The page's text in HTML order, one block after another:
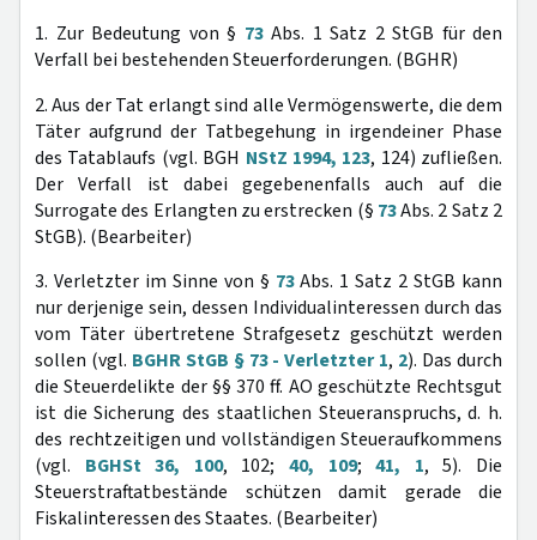
1. Zur Bedeutung von § 73Abs. 1 Satz 2 StGB für den
Verfall bei bestehenden Steuerforderungen. (BGHR)
2. Aus der Tat erlangt sind alle Vermögenswerte, die dem
Täter aufgrund der Tatbegehung in irgendeiner Phase
des Tatablaufs (vgl. BGH NStZ 1994, 123, 124) zufließen.
Der Verfall ist dabei gegebenenfalls auch auf die
Surrogate des Erlangten zu erstrecken (§ 73Abs. 2 Satz 2
StGB). (Bearbeiter)
3. Verletzter im Sinne von § 73Abs. 1 Satz 2 StGB kann
nur derjenige sein, dessen Individualinteressen durch das
vom Täter übertretene Strafgesetz geschützt werden
sollen (vgl. BGHR StGB § 73 - Verletzter 1, 2). Das durch
die Steuerdelikte der §§ 370 ff. AO geschützte Rechtsgut
ist die Sicherung des staatlichen Steueranspruchs, d. h.
des rechtzeitigen und vollständigen Steueraufkommens
(vgl. BGHSt 36, 100, 102;40, 109;41, 1, 5). Die
Steuerstraftatbestände schützen damit gerade die
Fiskalinteressen des Staates. (Bearbeiter)